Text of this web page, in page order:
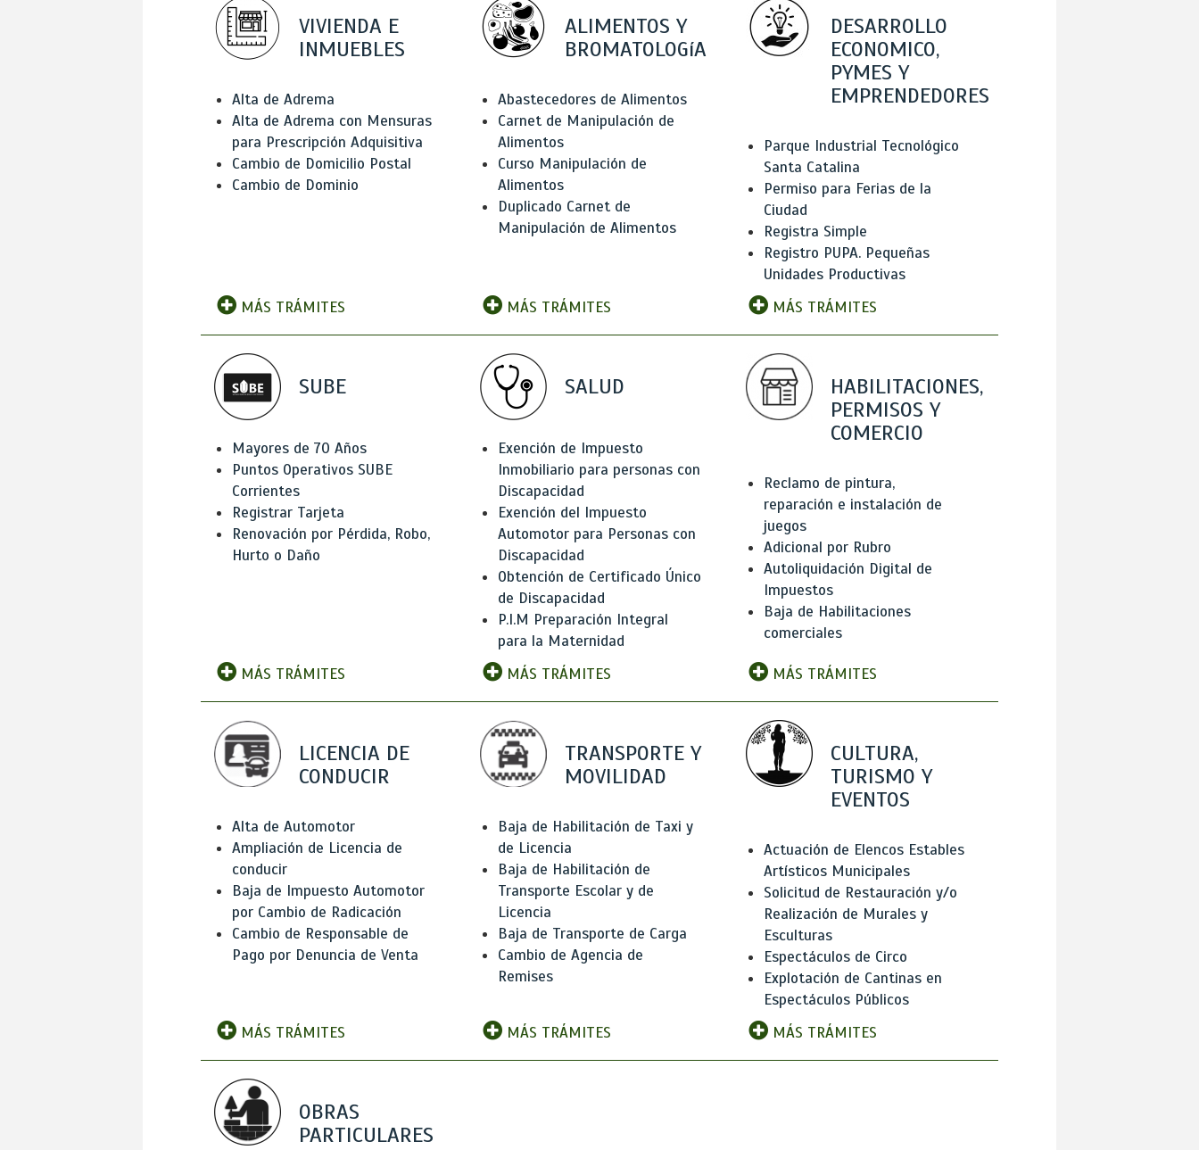
VIVIENDA E
INMUEBLES
Alta de Adrema
Alta de Adrema con Mensuras
para Prescripción Adquisitiva
Cambio de Domicilio Postal
Cambio de Dominio
MÁS TRÁMITES
ALIMENTOS Y
BROMATOLOGíA
Abastecedores de Alimentos
Carnet de Manipulación de
Alimentos
Curso Manipulación de
Alimentos
Duplicado Carnet de
Manipulación de Alimentos
MÁS TRÁMITES
DESARROLLO
ECONOMICO,
PYMES Y
EMPRENDEDORES
Parque Industrial Tecnológico
Santa Catalina
Permiso para Ferias de la
Ciudad
Registra Simple
Registro PUPA. Pequeñas
Unidades Productivas
MÁS TRÁMITES
SUBE
Mayores de 70 Años
Puntos Operativos SUBE
Corrientes
Registrar Tarjeta
Renovación por Pérdida, Robo,
Hurto o Daño
MÁS TRÁMITES
SALUD
Exención de Impuesto
Inmobiliario para personas con
Discapacidad
Exención del Impuesto
Automotor para Personas con
Discapacidad
Obtención de Certificado Único
de Discapacidad
P.I.M Preparación Integral
para la Maternidad
MÁS TRÁMITES
HABILITACIONES,
PERMISOS Y
COMERCIO
Reclamo de pintura,
reparación e instalación de
juegos
Adicional por Rubro
Autoliquidación Digital de
Impuestos
Baja de Habilitaciones
comerciales
MÁS TRÁMITES
LICENCIA DE
CONDUCIR
Alta de Automotor
Ampliación de Licencia de
conducir
Baja de Impuesto Automotor
por Cambio de Radicación
Cambio de Responsable de
Pago por Denuncia de Venta
MÁS TRÁMITES
TRANSPORTE Y
MOVILIDAD
Baja de Habilitación de Taxi y
de Licencia
Baja de Habilitación de
Transporte Escolar y de
Licencia
Baja de Transporte de Carga
Cambio de Agencia de
Remises
MÁS TRÁMITES
CULTURA,
TURISMO Y
EVENTOS
Actuación de Elencos Estables
Artísticos Municipales
Solicitud de Restauración y/o
Realización de Murales y
Esculturas
Espectáculos de Circo
Explotación de Cantinas en
Espectáculos Públicos
MÁS TRÁMITES
OBRAS
PARTICULARES